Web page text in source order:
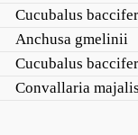
Cucubalus baccifer
Anchusa gmelinii
Cucubalus baccifer
Convallaria majalis